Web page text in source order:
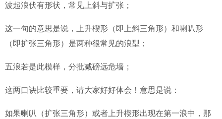
波起浪伏有形状，常见上斜与扩张；
这一句的意思是说，上升楔形（即上斜三角形）和喇叭形
（即扩张三角形）是两种很常见的浪型；
五浪若是此模样，分批减磅远危墙；
这两口诀比较重要，请大家好好体会！意思是说：
如果喇叭（扩张三角形）或者上升楔形出现在第一浪中，那